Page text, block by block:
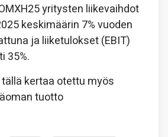
yritysten liikevaihdot
keskimäärin 7% vuoden
ja liiketulokset (EBIT)
35%.
kertaa otettu myös
tuotto